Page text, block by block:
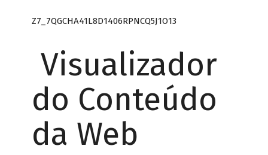
Z7_7QGCHA41L8D1406RPNCQ5J1O13
Visualizador
do Conteúdo
da Web